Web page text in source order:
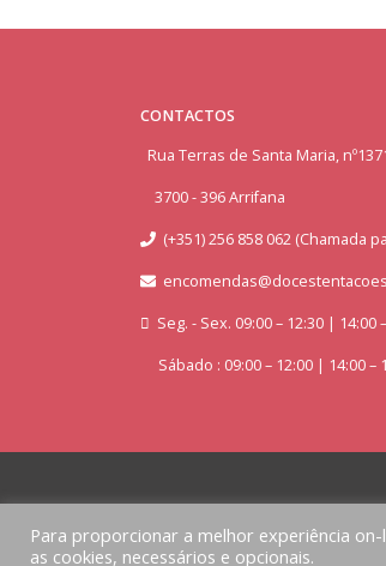
CONTACTOS
Rua Terras de Santa Maria,
3700 - 396 Arrifana
(+351) 256 858 062 (Chamada
Seg. - Sex. 09:00 – 12:30 | 14:00
Sábado : 09:00 – 12:00 | 14:00 –
Para proporcionar a melhor experiência
as cookies, necessários e opcionais.